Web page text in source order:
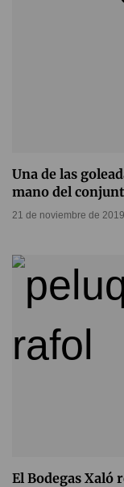
Una de las
mano del
21 de noviembre de 2019
El Bodegas Xaló